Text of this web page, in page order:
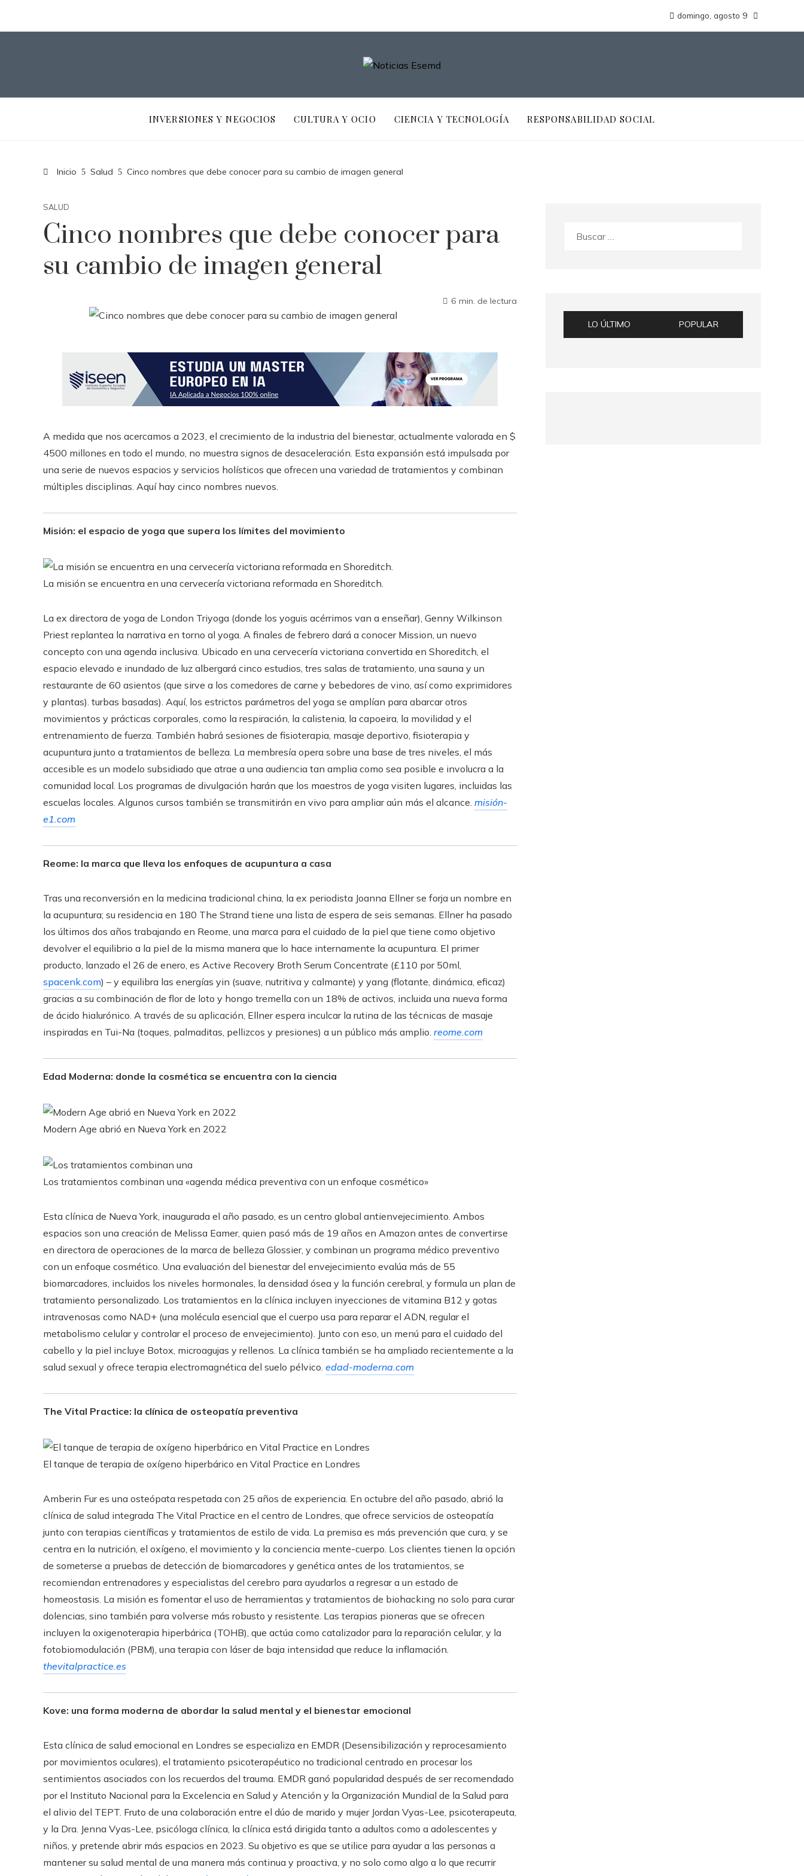
domingo, agosto 9
INVERSIONES Y NEGOCIOS CULTURA Y OCIO CIENCIA Y TECNOLOGÍA RESPONSABILIDAD SOCIAL
Inicio Salud Cinco nombres que debe conocer para su cambio de imagen general
SALUD
Cinco nombres que debe conocer para
su cambio de imagen general
6 min. de lectura
A medida que nos acercamos a 2023, el crecimiento de la industria del bienestar, actualmente valorada en $
4500 millones en todo el mundo, no muestra signos de desaceleración. Esta expansión está impulsada por
una serie de nuevos espacios y servicios holísticos que ofrecen una variedad de tratamientos y combinan
múltiples disciplinas. Aquí hay cinco nombres nuevos.
Misión: el espacio de yoga que supera los límites del movimiento
La misión se encuentra en una cervecería victoriana reformada en Shoreditch.
La ex directora de yoga de London Triyoga (donde los yoguis acérrimos van a enseñar), Genny Wilkinson
Priest replantea la narrativa en torno al yoga. A finales de febrero dará a conocer Mission, un nuevo
concepto con una agenda inclusiva. Ubicado en una cervecería victoriana convertida en Shoreditch, el
espacio elevado e inundado de luz albergará cinco estudios, tres salas de tratamiento, una sauna y un
restaurante de 60 asientos (que sirve a los comedores de carne y bebedores de vino, así como exprimidores
y plantas). turbas basadas). Aquí, los estrictos parámetros del yoga se amplían para abarcar otros
movimientos y prácticas corporales, como la respiración, la calistenia, la capoeira, la movilidad y el
entrenamiento de fuerza. También habrá sesiones de fisioterapia, masaje deportivo, fisioterapia y
acupuntura junto a tratamientos de belleza. La membresía opera sobre una base de tres niveles, el más
accesible es un modelo subsidiado que atrae a una audiencia tan amplia como sea posible e involucra a la
comunidad local. Los programas de divulgación harán que los maestros de yoga visiten lugares, incluidas las
escuelas locales. Algunos cursos también se transmitirán en vivo para ampliar aún más el alcance. misión-
e1.com
Reome: la marca que lleva los enfoques de acupuntura a casa
Tras una reconversión en la medicina tradicional china, la ex periodista Joanna Ellner se forja un nombre en
la acupuntura; su residencia en 180 The Strand tiene una lista de espera de seis semanas. Ellner ha pasado
los últimos dos años trabajando en Reome, una marca para el cuidado de la piel que tiene como objetivo
devolver el equilibrio a la piel de la misma manera que lo hace internamente la acupuntura. El primer
producto, lanzado el 26 de enero, es Active Recovery Broth Serum Concentrate (£110 por 50ml,
spacenk.com) – y equilibra las energías yin (suave, nutritiva y calmante) y yang (flotante, dinámica, eficaz)
gracias a su combinación de flor de loto y hongo tremella con un 18% de activos, incluida una nueva forma
de ácido hialurónico. A través de su aplicación, Ellner espera inculcar la rutina de las técnicas de masaje
inspiradas en Tui-Na (toques, palmaditas, pellizcos y presiones) a un público más amplio. reome.com
Edad Moderna: donde la cosmética se encuentra con la ciencia
Modern Age abrió en Nueva York en 2022
Los tratamientos combinan una «agenda médica preventiva con un enfoque cosmético»
Esta clínica de Nueva York, inaugurada el año pasado, es un centro global antienvejecimiento. Ambos
espacios son una creación de Melissa Eamer, quien pasó más de 19 años en Amazon antes de convertirse
en directora de operaciones de la marca de belleza Glossier, y combinan un programa médico preventivo
con un enfoque cosmético. Una evaluación del bienestar del envejecimiento evalúa más de 55
biomarcadores, incluidos los niveles hormonales, la densidad ósea y la función cerebral, y formula un plan de
tratamiento personalizado. Los tratamientos en la clínica incluyen inyecciones de vitamina B12 y gotas
intravenosas como NAD+ (una molécula esencial que el cuerpo usa para reparar el ADN, regular el
metabolismo celular y controlar el proceso de envejecimiento). Junto con eso, un menú para el cuidado del
cabello y la piel incluye Botox, microagujas y rellenos. La clínica también se ha ampliado recientemente a la
salud sexual y ofrece terapia electromagnética del suelo pélvico. edad-moderna.com
The Vital Practice: la clínica de osteopatía preventiva
El tanque de terapia de oxígeno hiperbárico en Vital Practice en Londres
Amberin Fur es una osteópata respetada con 25 años de experiencia. En octubre del año pasado, abrió la
clínica de salud integrada The Vital Practice en el centro de Londres, que ofrece servicios de osteopatía
junto con terapias científicas y tratamientos de estilo de vida. La premisa es más prevención que cura, y se
centra en la nutrición, el oxígeno, el movimiento y la conciencia mente-cuerpo. Los clientes tienen la opción
de someterse a pruebas de detección de biomarcadores y genética antes de los tratamientos, se
recomiendan entrenadores y especialistas del cerebro para ayudarlos a regresar a un estado de
homeostasis. La misión es fomentar el uso de herramientas y tratamientos de biohacking no solo para curar
dolencias, sino también para volverse más robusto y resistente. Las terapias pioneras que se ofrecen
incluyen la oxigenoterapia hiperbárica (TOHB), que actúa como catalizador para la reparación celular, y la
fotobiomodulación (PBM), una terapia con láser de baja intensidad que reduce la inflamación.
thevitalpractice.es
Kove: una forma moderna de abordar la salud mental y el bienestar emocional
Esta clínica de salud emocional en Londres se especializa en EMDR (Desensibilización y reprocesamiento
por movimientos oculares), el tratamiento psicoterapéutico no tradicional centrado en procesar los
sentimientos asociados con los recuerdos del trauma. EMDR ganó popularidad después de ser recomendado
por el Instituto Nacional para la Excelencia en Salud y Atención y la Organización Mundial de la Salud para
el alivio del TEPT. Fruto de una colaboración entre el dúo de marido y mujer Jordan Vyas-Lee, psicoterapeuta,
y la Dra. Jenna Vyas-Lee, psicóloga clínica, la clínica está dirigida tanto a adultos como a adolescentes y
niños, y pretende abrir más espacios en 2023. Su objetivo es que se utilice para ayudar a las personas a
mantener su salud mental de una manera más continua y proactiva, y no solo como algo a lo que recurrir
LO ÚLTIMO POPULAR